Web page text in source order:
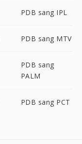
PDB sang IPL
PDB sang MTV
PDB sang
PALM
PDB sang PCT